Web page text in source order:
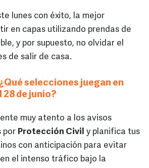
lunes con éxito, la mejor
en capas utilizando prendas de
y por supuesto, no olvidar el
de salir de casa.
selecciones juegan en
28 de junio?
muy atento a los avisos
por Protección Civil y planifica tus
con anticipación para evitar
el intenso tráfico bajo la